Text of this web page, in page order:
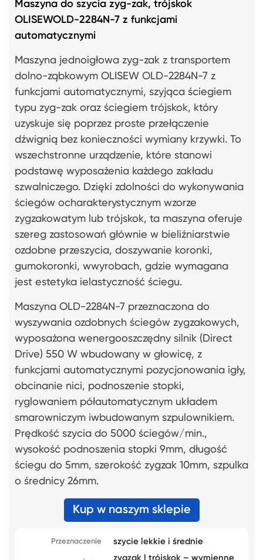
Maszyna do szycia zyg-zak, trójskok
OLISEWOLD-2284N-7 z funkcjami
automatycznymi
Maszyna jednoigłowa zyg-zak z transportem
dolno-ząbkowym OLISEW OLD-2284N-7 z
funkcjami automatycznymi, szyjąca ściegiem
typu zyg-zak oraz ściegiem trójskok, który
uzyskuje się poprzez proste przełączenie
dźwignią bez konieczności wymiany krzywki. To
wszechstronne urządzenie, które stanowi
podstawę wyposażenia każdego zakładu
szwalniczego. Dzięki zdolności do wykonywania
ściegów ocharakterystycznym wzorze
zygzakowatym lub trójskok, ta maszyna oferuje
szereg zastosowań głównie w bieliźniarstwie
ozdobne przeszycia, doszywanie koronki,
gumokoronki, wwyrobach, gdzie wymagana
jest estetyka ielastyczność ściegu.
Maszyna OLD-2284N-7 przeznaczona do
wyszywania ozdobnych ściegów zygzakowych,
wyposażona wenergooszczędny silnik (Direct
Drive) 550 W wbudowany w głowicę, z
funkcjami automatycznymi pozycjonowania igły,
obcinanie nici, podnoszenie stopki,
ryglowaniem półautomatycznym układem
smarowniczym iwbudowanym szpulownikiem.
Prędkość szycia do 5000 ściegów/min.,
wysokość podnoszenia stopki 9mm, długość
ściegu do 5mm, szerokość zygzak 10mm, szpulka
o średnicy 26mm.
Kup w naszym sklepie
Przeznaczenie szycie lekkie i średnie
zygzak | trójskok – wymienne